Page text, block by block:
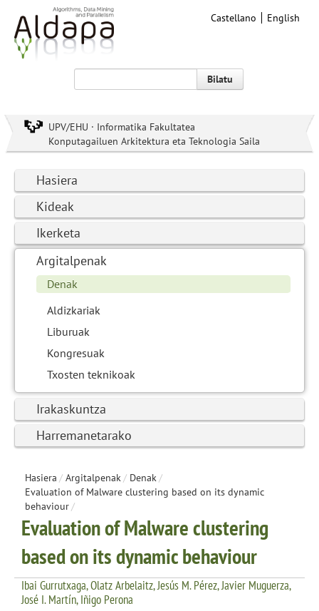
Castellano English
Bilatu
UPV/EHU · Informatika Fakultatea
Konputagailuen Arkitektura eta Teknologia Saila
Hasiera
Kideak
Ikerketa
Argitalpenak
Denak
Aldizkariak
Liburuak
Kongresuak
Txosten teknikoak
Irakaskuntza
Harremanetarako
Hasiera / Argitalpenak/ Denak/
Evaluation of Malware clustering based on its dynamic
behaviour/
Evaluation of Malware clustering
based on its dynamic behaviour
Ibai Gurrutxaga, Olatz Arbelaitz, Jesús M. Pérez, Javier Muguerza,
José I. Martín, Iñigo Perona